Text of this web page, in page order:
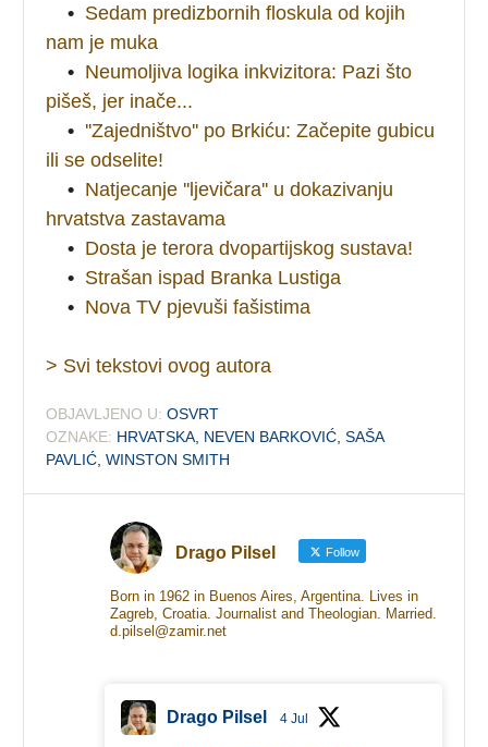
• Sedam predizbornih floskula od kojih
nam je muka
• Neumoljiva logika inkvizitora: Pazi što
pišeš, jer inače...
• ''Zajedništvo'' po Brkiću: Začepite gubicu
ili se odselite!
• Natjecanje ''ljevičara'' u dokazivanju
hrvatstva zastavama
• Dosta je terora dvopartijskog sustava!
• Strašan ispad Branka Lustiga
• Nova TV pjevuši fašistima
> Svi tekstovi ovog autora
OBJAVLJENO U: OSVRT
OZNAKE: HRVATSKA NEVEN BARKOVIĆ ,SAŠA
PAVLIĆ ,WINSTON SMITH
Drago Pilsel Follow
Born in 1962 in Buenos Aires, Argentina. Lives in
Zagreb, Croatia. Journalist and Theologian. Married.
d.pilsel@zamir.net
Drago Pilsel 4 Jul